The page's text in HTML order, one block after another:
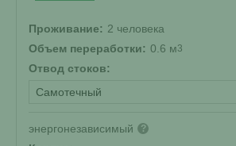
Проживание: 2 человека
Объем переработки: 0.6 м3
Отвод стоков:
Самотечный
энергонезависимый ?